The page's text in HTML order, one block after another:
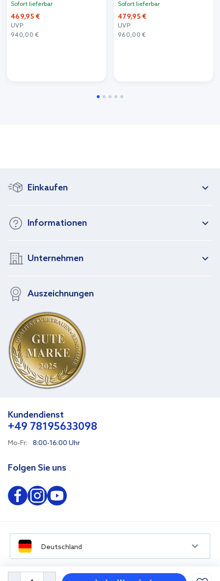
Sofort lieferbar
469,95 €
UVP:
940,00 €
Sofort lieferbar
479,95 €
UVP:
960,00 €
Einkaufen
Informationen
Unternehmen
Auszeichnungen
Kundendienst
+49 78195633098
Mo-Fr: 8:00-16:00 Uhr
Folgen Sie uns
Deutschland